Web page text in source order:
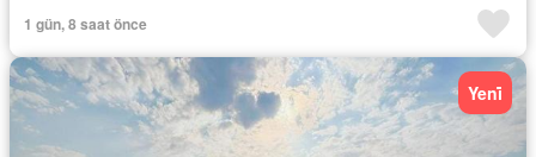
1 gün, 8 saat önce
Yeni̇